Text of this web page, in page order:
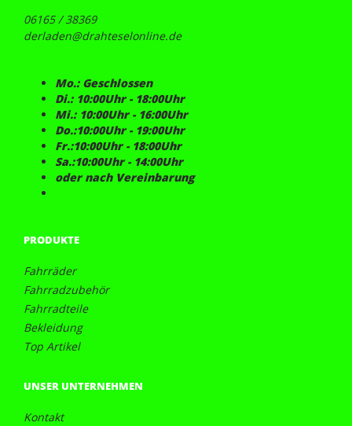
06165 / 38369
derladen@drahteselonline.de
Mo.: Geschlossen
Di.: 10:00Uhr - 18:00Uhr
Mi.: 10:00Uhr - 16:00Uhr
Do.:10:00Uhr - 19:00Uhr
Fr.:10:00Uhr - 18:00Uhr
Sa.:10:00Uhr - 14:00Uhr
oder nach Vereinbarung
PRODUKTE
Fahrräder
Fahrradzubehör
Fahrradteile
Bekleidung
Top Artikel
UNSER UNTERNEHMEN
Kontakt